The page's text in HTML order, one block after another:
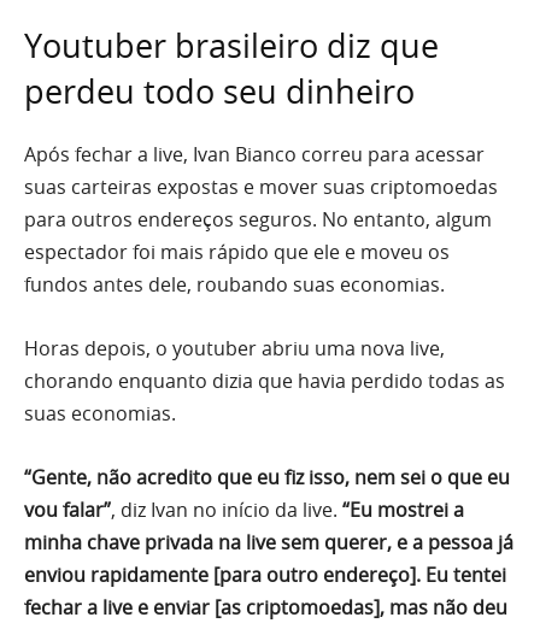
Youtuber brasileiro diz que
perdeu todo seu dinheiro
Após fechar a live, Ivan Bianco correu para acessar
suas carteiras expostas e mover suas criptomoedas
para outros endereços seguros. No entanto, algum
espectador foi mais rápido que ele e moveu os
fundos antes dele, roubando suas economias.
Horas depois, o youtuber abriu uma nova live,
chorando enquanto dizia que havia perdido todas as
suas economias.
“Gente, não acredito que eu fiz isso, nem sei o que eu
vou falar”, diz Ivan no início da live. “Eu mostrei a
minha chave privada na live sem querer, e a pessoa já
enviou rapidamente [para outro endereço]. Eu tentei
fechar a live e enviar [as criptomoedas], mas não deu